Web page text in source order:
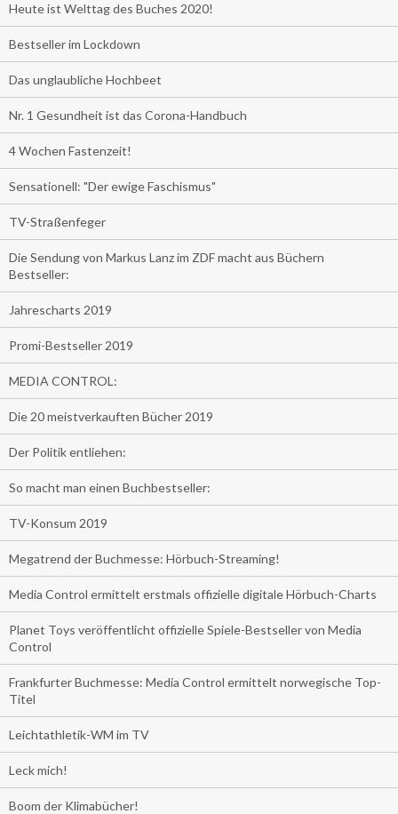
Heute ist Welttag des Buches 2020!
Bestseller im Lockdown
Das unglaubliche Hochbeet
Nr. 1 Gesundheit ist das Corona-Handbuch
4 Wochen Fastenzeit!
Sensationell: "Der ewige Faschismus"
TV-Straßenfeger
Die Sendung von Markus Lanz im ZDF macht aus Büchern
Bestseller:
Jahrescharts 2019
Promi-Bestseller 2019
MEDIA CONTROL:
Die 20 meistverkauften Bücher 2019
Der Politik entliehen:
So macht man einen Buchbestseller:
TV-Konsum 2019
Megatrend der Buchmesse: Hörbuch-Streaming!
Media Control ermittelt erstmals offizielle digitale Hörbuch-Charts
Planet Toys veröffentlicht offizielle Spiele-Bestseller von Media
Control
Frankfurter Buchmesse: Media Control ermittelt norwegische Top-
Titel
Leichtathletik-WM im TV
Leck mich!
Boom der Klimabücher!